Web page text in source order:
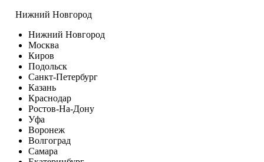
Нижний Новгород
Нижний Новгород
Москва
Киров
Подольск
Санкт-Петербург
Казань
Краснодар
Ростов-На-Дону
Уфа
Воронеж
Волгоград
Самара